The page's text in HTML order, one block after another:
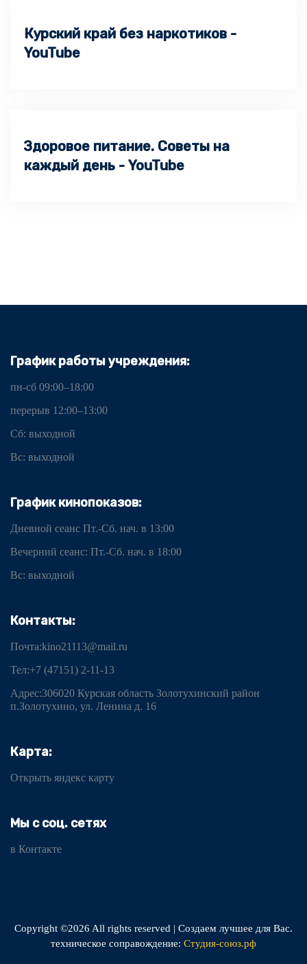
Курский край без наркотиков -
YouTube
Здоровое питание. Советы на
каждый день - YouTube
График работы учреждения:
пн-сб 09:00–18:00
перерыв 12:00–13:00
Сб: выходной
Вс: выходной
График кинопоказов:
Дневной сеанс Пт.-Сб. нач. в 13:00
Вечерний сеанс: Пт.-Сб. нач. в 18:00
Вс: выходной
Контакты:
Почта:kino21113@mail.ru
Тел:+7 (47151) 2-11-13
Адрес:306020 Курская область Золотухинский район
п.Золотухино, ул. Ленина д. 16
Карта:
Открыть яндекс карту
Мы с соц. сетях
в Контакте
Copyright ©2026 All rights reserved | Создаем лучшее для Вас.
техническое соправождение: Студия-союз.рф